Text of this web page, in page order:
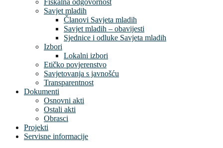
Savjet mladih
Članovi Savjeta mladih
Savjet mladih – obavijesti
Sjednice i odluke Savjeta mladih
Izbori
Lokalni izbori
Etičko povjerenstvo
Savjetovanja s javnošću
Transparentnost
Dokumenti
Osnovni akti
Ostali akti
Obrasci
Projekti
Servisne informacije